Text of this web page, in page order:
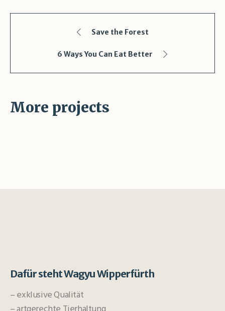
Save the Forest
6 Ways You Can Eat Better
More projects
Dafür steht Wagyu Wipperfürth
– exklusive Qualität